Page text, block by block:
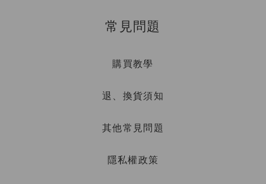
常見問題
購買教學
退、換貨須知
其他常見問題
隱私權政策